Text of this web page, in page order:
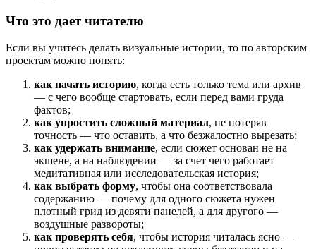
Что это дает читателю
Если вы учитесь делать визуальные истории, то по авторским
проектам можно понять:
как начать историю, когда есть только тема или архив
— с чего вообще стартовать, если перед вами груда
фактов;
как упростить сложный материал, не потеряв
точность — что оставить, а что безжалостно вырезать;
как удержать внимание, если сюжет основан не на
экшене, а на наблюдении — за счет чего работает
медитативная или исследовательская история;
как выбрать форму, чтобы она соответствовала
содержанию — почему для одного сюжета нужен
плотный грид из девяти панелей, а для другого —
воздушные развороты;
как проверять себя, чтобы история читалась ясно —